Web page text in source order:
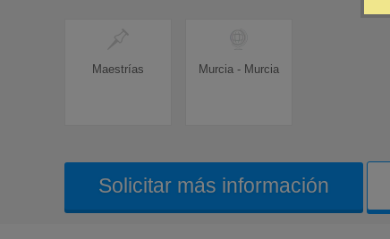
Maestrías Murcia - Murcia
Solicitar más información